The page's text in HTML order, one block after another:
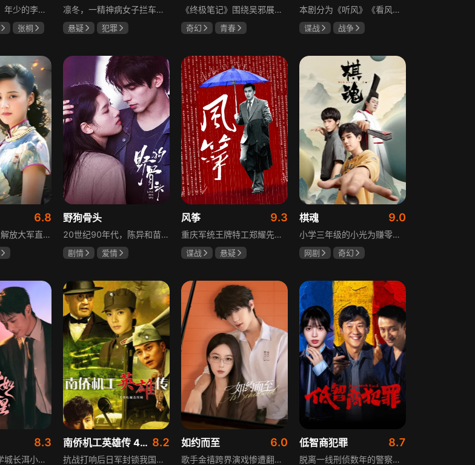
白色恐怖时期，年少的李智信家破人亡后投身革命武装，因作战有勇有谋获“小狼崽子”绰号。他长期率部孤悬敌后，与日寇、反动派对决，多次负伤仍不改初心。凭借坚韧意志，他从游击队员成长为新四军干部、解放军司令员，身上的九个弹孔是他践行革命誓言、见证成长的勋章。
张桐
凛冬，一精神病女子拦车报案，称丈夫杀人，刑警沈栋梁吴红兵由此揭开系列碎尸案真相。然而风浪未平，储蓄所抢劫杀人案，少女失踪案，流窜抢车案接连发生，沈栋梁与吴红兵追凶之际，竟牵出改变二人命运的人性悲剧。
悬疑
犯罪
《终极笔记》围绕吴邪展开，他因好奇三叔经历，历险归来收神秘录像带后卷入阴谋，只身闯格尔木疗养院偶遇张起灵等六人组队，在西王母宫发现陨玉，却遇三叔失踪、张起灵失忆。众人寻记忆探张家古楼，因裘德考介入受阻，后联手霍老太再探遭意外，谜团未解，吴邪被迫伪装成三叔，剧情充满冒险与悬疑。
奇幻
青春
本剧分为《听风》《看风》和《捕风》三个篇章，三者在时间关系及故事上相对独立，又千丝万缕。听风，即无线电侦听者，是一群“靠耳朵打江山”的人，他们的耳朵可以听到天外之音、无声之音、秘密之音。看风，即密码破译的人，是一群“善于神机妙算”的人，他们的慧眼可以识破天机、释读天书、看阅无字之书。捕风，即我党地下工作者，在国民党大肆实施白色恐怖时期，他们是牺牲者更是战斗者，乔装打扮深入虎穴，迎风而战，为缔造共和国立下不朽的丰功伟业。
谍战
战争
6.8
1949年初夏，解放大军直抵上海，国民党国防部保密局的中共地下党员邓家骥奉命撤往台湾，其妻同为地下党的沈荷因临产被留在上海。新中国成立之初，面对敌特的破坏活动，斗争形势严峻，沈荷隐藏真实身份，继续与敌人展开新一轮斗争，在隐秘战线坚守信仰，为新政权的稳定默默奉献。
野狗骨头
20世纪90年代，陈异和苗靖因父母相识结缘，从充满敌意到彼此依靠，后因家庭变故不得不相依为命。大学时苗靖告白，陈异却因纵火案逼她离开藤城。多年后重逢，陈异为保护苗靖以身入局，两人并肩对抗走私团伙，最终陈异告白，两人终成眷属。
剧情
爱情
风筝 9.3
重庆军统王牌特工郑耀先实为潜伏的中共特工“风筝”，上线牺牲后他与组织失联，解放后化名周志乾继续提供情报。身份证实后他仍协助破获特务案，三十年情报生涯中他遭敌人追杀、妻离子散，为国家牺牲是他的人生价值。
谍战
悬疑
棋魂 9.0
小学三年级的小光为赚零用钱到爷爷家寻宝，偶然翻出旧棋盘，接触棋盘的一瞬间，附身棋盘中的棋士褚嬴的灵魂进入了小光体内。后来小光在学校围棋会所结识少年天才小亮，为测试褚嬴实力，小光贸然与小亮对弈并小胜，他误以为褚嬴棋力平平，小亮却大受打击。数日后小亮再次挑战，再次惨败在褚嬴手下，二人从此成了相爱相杀的棋坛宿敌。在褚嬴指导下，小光进步神速，逐渐对围棋产生兴趣，最终在全国大赛与小亮激战中，褚嬴下出绝妙一局，小光却看出更高一着，终于在自己努力、褚嬴帮助和与小亮的磨练中，独立对弈，燃起真正的棋魂。
网剧
奇幻
8.3
改编自晋江文学城长洱小说《狭路》，讲述心理学博士林晚星遭遇变故后返乡任教，邂逅顶级教练王法，带领垫底差生逆袭追梦的热血救赎故事。林晚星用“自由式”教育，培养少年们的独立人格，帮他们学会生活、融洽自我、发现所爱、勇于追求，诠释“不远狭路，终见光明”的成长内核。
南侨机工英雄传 43集版 8.2
抗战打响后日军封锁我国运输路线，神鼓滇缅公路撑起抗战后勤补给，因急缺司机和技工，三千余名南洋华侨毅然归国共赴国难。方家兄弟是典型代表，大哥方天海表面投靠日军实为中共地下工作者，委曲求全游走生死间；弟弟方千树从纨绔子弟成长为抗日战士。剧集以真实历史为背景，展现华侨爱国情怀与民族大义。
如约而至 6.0
歌手金禧跨界演戏惨遭翻车，全网群嘲演技拉胯！不服输的他另辟蹊径，转行试水音乐剧，誓要逆袭打脸。机缘巧合下，他对高冷硬核的金牌音乐剧导演宁瑾一见心动，两人意外留下暧昧一吻，转头试镜现场再度狭路相逢。 宁瑾本就抵触偶像跨界，对半路空降的流量新人金禧百般严苛，花式魔鬼训练轮番上线。金禧顶住剧团前辈排挤、同行暗算、舆论刁难等重重危机，日夜苦练打磨演技，慢慢褪去偶像光环、解锁真实自我，一点点打动高冷导演和剧团众人。 一路走来，二人历经误会争执、事业危机、亲情心结、分手磨合多重考验，在并肩拯救濒临倒闭的剧团、携手打磨《倩女幽魂》剧目、共渡舞台难关的过程中，情愫渐生、双向治愈。最终剧目首演大获成功，叛逆
低智商犯罪 8.7
脱离一线刑侦数年的警察张一昂，因省厅匿名举报信被派往三江口调查。他刚到就遇刑警队长被害，洗清嫌疑时意外抓获连环杀人案凶手，迅速建立声望。张一昂锁定当地富商周荣团伙，蠢贼间勾心斗角的蝴蝶效应助警方屡建奇功，最终查明同僚遇害真相，让真凶落网。剧集以喜剧风格展现刑侦故事，充满黑色幽默。